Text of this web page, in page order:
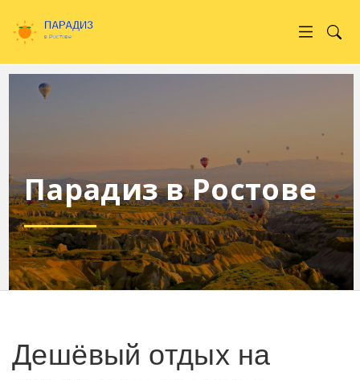
Парадиз в Ростове
Дешёвый отдых на